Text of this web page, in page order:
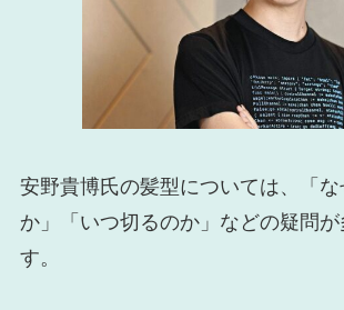
安野貴博氏の髪型については、「
か」「いつ切るのか」などの疑問が
す。